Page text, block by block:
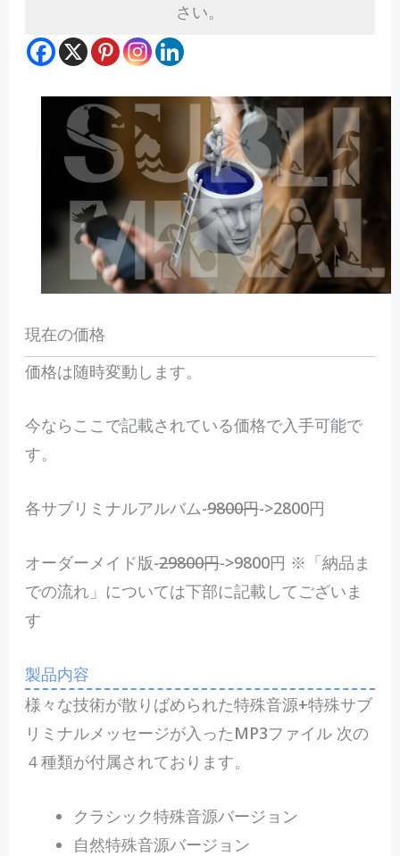
さい。
現在の価格
価格は随時変動します。
今ならここで記載されている価格で入手可能で
す。
各サブリミナルアルバム-9800円->2800円
オーダーメイド版-29800円->9800円 ※「納品ま
での流れ」については下部に記載してございま
す
製品内容
様々な技術が散りばめられた特殊音源+特殊サブ
リミナルメッセージが入ったMP3ファイル 次の
４種類が付属されております。
クラシック特殊音源バージョン
自然特殊音源バージョン